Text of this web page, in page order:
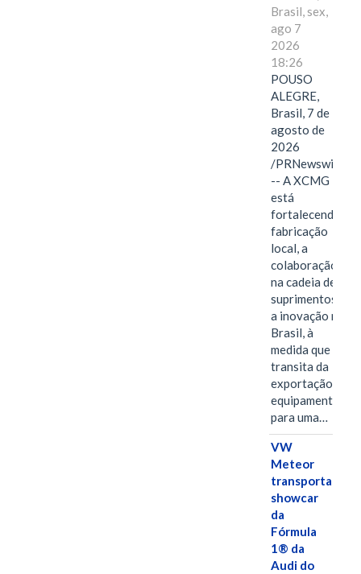
Brasil, sex,
ago 7
2026
18:26
POUSO
ALEGRE,
Brasil, 7 de
agosto de
2026
/PRNewswire/
-- A XCMG
está
fortalecendo a
fabricação
local, a
colaboração
na cadeia de
suprimentos e
a inovação no
Brasil, à
medida que
transita da
exportação de
equipamentos
para uma…
VW
Meteor
transporta
showcar
da
Fórmula
1® da
Audi do